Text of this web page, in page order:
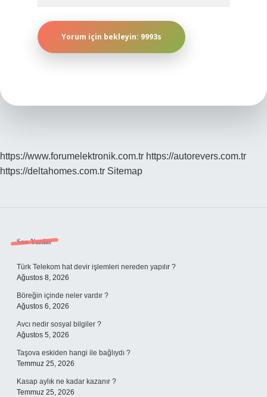
https://www.forumelektronik.com.tr https://autorevers.com.tr
https://deltahomes.com.tr Sitemap
Sidebar
Son Yazılar
Türk Telekom hat devir işlemleri nereden yapılır ?
Ağustos 8, 2026
Böreğin içinde neler vardır ?
Ağustos 6, 2026
Avcı nedir sosyal bilgiler ?
Ağustos 5, 2026
Taşova eskiden hangi ile bağlıydı ?
Temmuz 25, 2026
Kasap aylık ne kadar kazanır ?
Temmuz 25, 2026